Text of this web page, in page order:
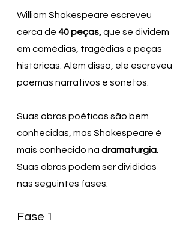
William Shakespeare escreveu
cerca de 40 peças, que se dividem
em comédias, tragédias e peças
históricas. Além disso, ele escreveu
poemas narrativos e sonetos.
Suas obras poéticas são bem
conhecidas, mas Shakespeare é
mais conhecido na dramaturgia
Suas obras podem ser divididas
nas seguintes fases:
Fase 1